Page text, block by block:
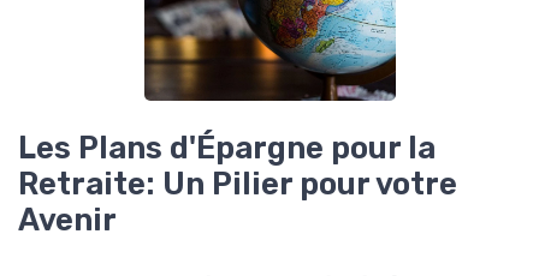
Les Plans d'Épargne pour la
Retraite: Un Pilier pour votre
Avenir